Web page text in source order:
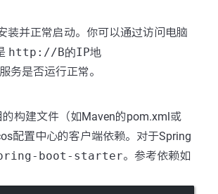
装并正常启动。你可以通过访问电脑
http://B的IP地
务是否运行正常。
构建文件（如Maven的pom.xml或
配置中心的客户端依赖。对于Spring
boot-starter。参考依赖如